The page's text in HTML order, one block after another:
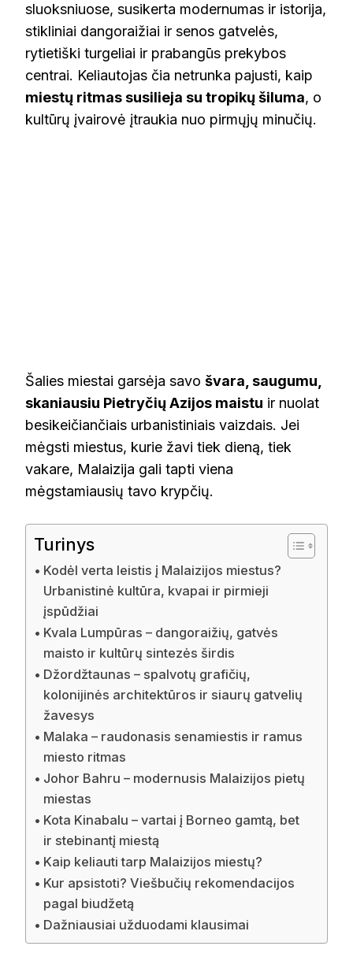
sluoksniuose, susikerta modernumas ir istorija,
stikliniai dangoraižiai ir senos gatvelės,
rytietiški turgeliai ir prabangūs prekybos
centrai. Keliautojas čia netrunka pajusti, kaip
miestų ritmas susilieja su tropikų šiluma, o
kultūrų įvairovė įtraukia nuo pirmųjų minučių.
Šalies miestai garsėja savo švara, saugumu,
skaniausiu Pietryčių Azijos maistu ir nuolat
besikeičiančiais urbanistiniais vaizdais. Jei
mėgsti miestus, kurie žavi tiek dieną, tiek
vakare, Malaizija gali tapti viena
mėgstamiausių tavo krypčių.
Turinys
Kodėl verta leistis į Malaizijos miestus?
Urbanistinė kultūra, kvapai ir pirmieji
įspūdžiai
Kvala Lumpūras – dangoraižių, gatvės
maisto ir kultūrų sintezės širdis
Džordžtaunas – spalvotų grafičių,
kolonijinės architektūros ir siaurų gatvelių
žavesys
Malaka – raudonasis senamiestis ir ramus
miesto ritmas
Johor Bahru – modernusis Malaizijos pietų
miestas
Kota Kinabalu – vartai į Borneo gamtą, bet
ir stebinantį miestą
Kaip keliauti tarp Malaizijos miestų?
Kur apsistoti? Viešbučių rekomendacijos
pagal biudžetą
Dažniausiai užduodami klausimai